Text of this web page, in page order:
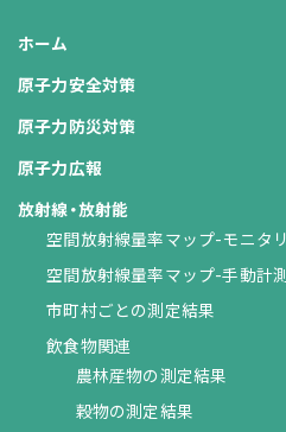
ホーム
原子力安全対策
原子力防災対策
原子力広報
放射線・放射能
空間放射線量率マップ-モニタ
空間放射線量率マップ-手動計
市町村ごとの測定結果
飲食物関連
農林産物の測定結果
穀物の測定結果